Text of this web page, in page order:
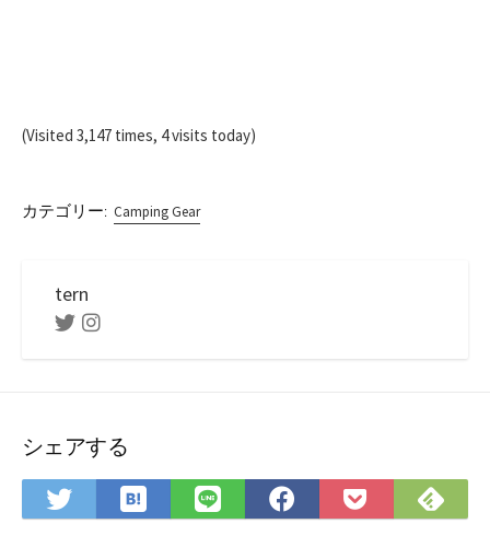
(Visited 3,147 times, 4 visits today)
カテゴリー: Camping Gear
tern
TwitterInstagram
シェアする
Twitter
で
は
て
LINE
で
Facebook
で
Pocket
に
で